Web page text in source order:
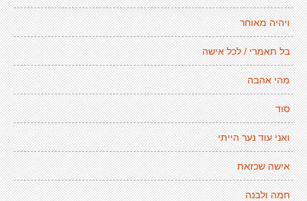
ויהיה מאוחר
בל תאמרי / לכל אישה
מהי אהבה
סוד
ואני עוד נער הייתי
אישה שכזאת
חמה ולבנה